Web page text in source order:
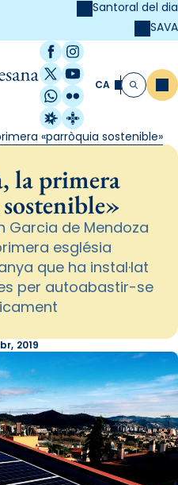
Santoral del dia
SAVA
Facebook
Instagram
X / Twitter
YouTube
WhatsApp
Flickr
Radio Estel
Catalunya
CA Cerca
«parròquia sostenible»
la primera
Garcia de Mendoza
església
que ha instal·lat
per autoabastir-se
2019